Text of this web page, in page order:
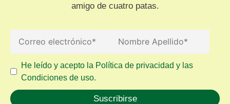
amigo de cuatro patas.
He leído y acepto la Política de privacidad y las
Condiciones de uso.